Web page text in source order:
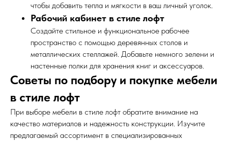
чтобы добавить тепла и мягкости в ваш личный уголок.
Рабочий кабинет в стиле лофт
Создайте стильное и функциональное рабочее
пространство с помощью деревянных столов и
металлических стеллажей. Добавьте немного зелени и
настенные полки для хранения книг и аксессуаров.
Советы по подбору и покупке мебели
в стиле лофт
При выборе мебели в стиле лофт обратите внимание на
качество материалов и надежность конструкции. Изучите
предлагаемый ассортимент в специализированных